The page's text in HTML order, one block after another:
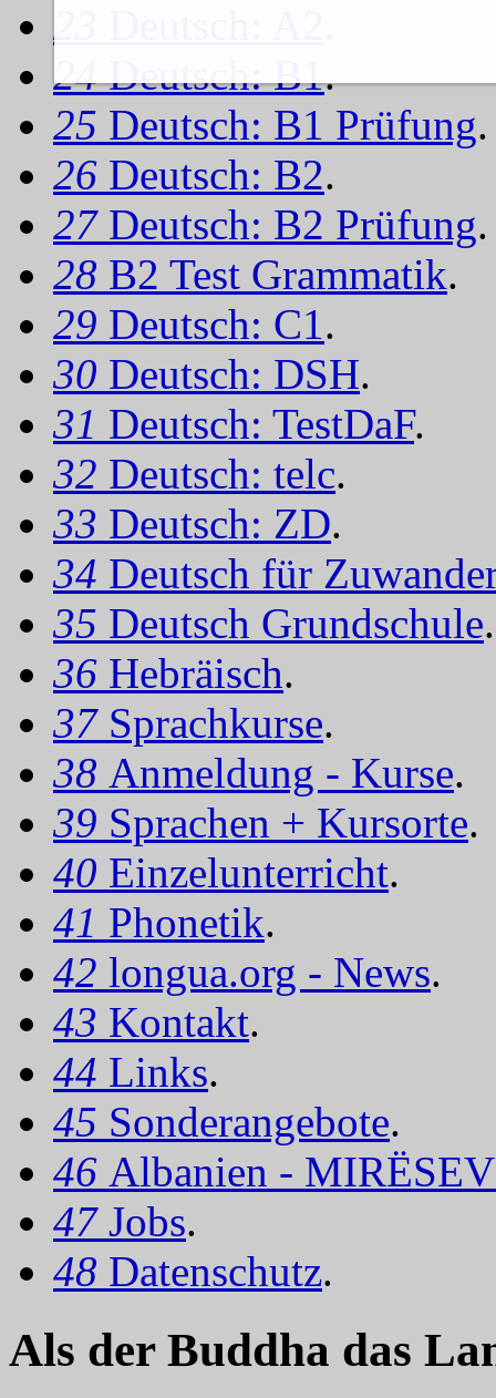
23
24Deutsch: B1.
25 Deutsch: B1 Prüfung.
26 Deutsch: B2.
27 Deutsch: B2 Prüfung.
28 B2 Test Grammatik.
29 Deutsch: C1.
30 Deutsch: DSH.
31 Deutsch: TestDaF.
32 Deutsch: telc.
33 Deutsch: ZD.
34 Deutsch für
35 Deutsch Grundschule.
36 Hebräisch.
37 Sprachkurse.
38 Anmeldung - Kurse.
39 Sprachen + Kursorte.
40 Einzelunterricht.
41 Phonetik.
42 longua.org - News.
43 Kontakt.
44 Links.
45 Sonderangebote.
46 Albanien -
47 Jobs.
48 Datenschutz.
Als der Buddha das